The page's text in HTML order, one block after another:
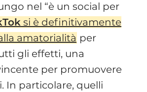
nel “è un social per
si è definitivamente
amatorialità per
gli effetti, una
per promuovere
In particolare, quelli